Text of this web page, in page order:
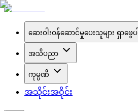
ဆေးဝါးဝန်ဆောင်မှုပေးသူများ ရှာဖွေပါ
အသိပညာ
ကုမ္ပဏီ
အသိုင်းအဝိုင်း